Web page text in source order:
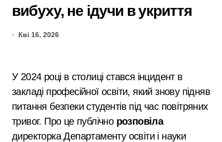
вибуху, не ідучи в укриття
Кві 16, 2026
У 2024 році в столиці стався інцидент в
закладі професійної освіти, який знову підняв
питання безпеки студентів під час повітряних
тривог. Про це публічно розповіла
директорка Департаменту освіти і науки